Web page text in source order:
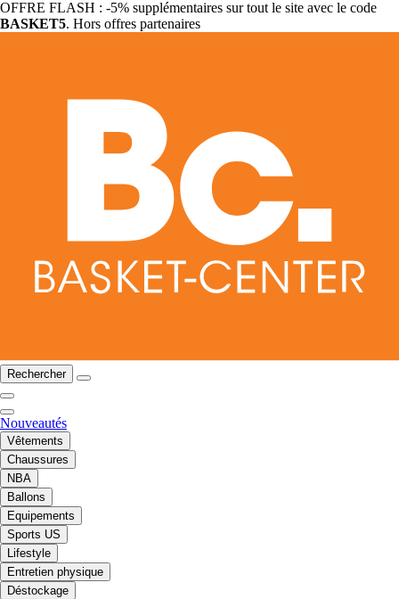
OFFRE FLASH : -5% supplémentaires sur tout le site avec le code
BASKET5. Hors offres partenaires
Rechercher
Nouveautés
Vêtements
Chaussures
NBA
Ballons
Equipements
Sports US
Lifestyle
Entretien physique
Déstockage